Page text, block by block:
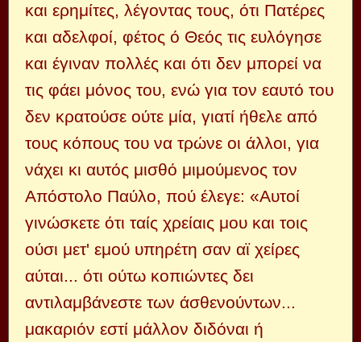
και ερημίτες, λέγοντας τους, ότι Πατέρες
και αδελφοί, φέτος ό Θεός τις ευλόγησε
και έγιναν πολλές και ότι δεν μπορεί να
τις φάει μόνος του, ενώ για τον εαυτό του
δεν κρατούσε ούτε μία, γιατί ήθελε από
τους κόπους του να τρώνε οι άλλοι, για
νάχει κι αυτός μισθό μιμούμενος τον
Απόστολο Παύλο, πού έλεγε: «Αυτοί
γινώσκετε ότι ταίς χρείαις μου και τοις
ούσι μετ' εμού υπηρέτη σαν αϊ χείρες
αύται... ότι ούτω κοπιώντες δει
αντιλαμβάνεστε των άσθενούντων...
μακαριόν εστί μάλλον διδόναι ή